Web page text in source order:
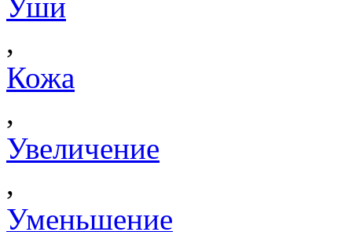
,
Кожа
,
Увеличение
,
Уменьшение